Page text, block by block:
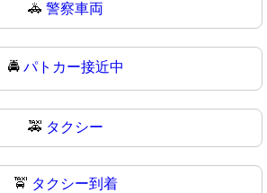
🚓 警察車両
🚔 パトカー接近中
🚕 タクシー
🚖 タクシー到着